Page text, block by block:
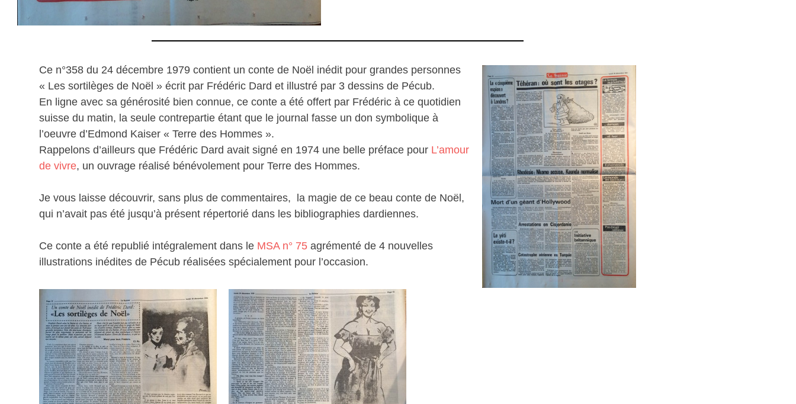
Ce n°358 du 24 décembre 1979 contient un conte de Noël inédit pour grandes personnes
« Les sortilèges de Noël » écrit par Frédéric Dard et illustré par 3 dessins de Pécub.
En ligne avec sa générosité bien connue, ce conte a été offert par Frédéric à ce quotidien
suisse du matin, la seule contrepartie étant que le journal fasse un don symbolique à
l’oeuvre d’Edmond Kaiser « Terre des Hommes ».
Rappelons d’ailleurs que Frédéric Dard avait signé en 1974 une belle préface pour L’amour
de vivre, un ouvrage réalisé bénévolement pour Terre des Hommes.
Je vous laisse découvrir, sans plus de commentaires, la magie de ce beau conte de Noël,
qui n’avait pas été jusqu’à présent répertorié dans les bibliographies dardiennes.
Ce conte a été republié intégralement dans le MSA n° 75 agrémenté de 4 nouvelles
illustrations inédites de Pécub réalisées spécialement pour l’occasion.